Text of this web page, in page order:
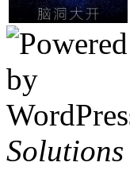
Solutions